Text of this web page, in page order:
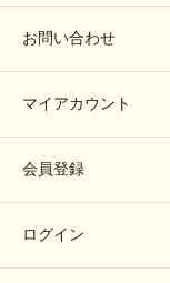
お問い合わせ
マイアカウント
会員登録
ログイン